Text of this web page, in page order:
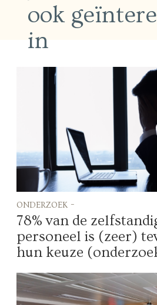
ook
in
onderzoek -
78% van de
personeel is (zeer)
hun keuze